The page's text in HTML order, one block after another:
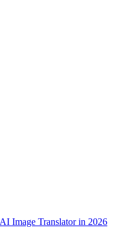
Image Translator in 2026